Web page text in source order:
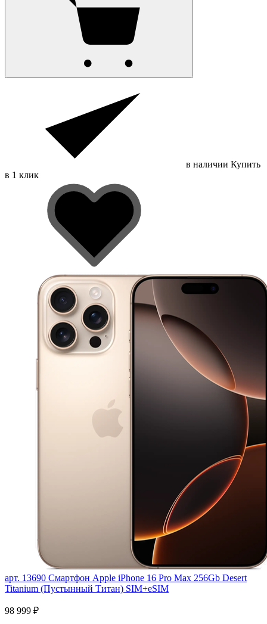
в наличии Купить
в 1 клик
арт. 13690 Смартфон Apple iPhone 16 Pro Max 256Gb Desert
Titanium (Пустынный Титан) SIM+eSIM
98 999 ₽